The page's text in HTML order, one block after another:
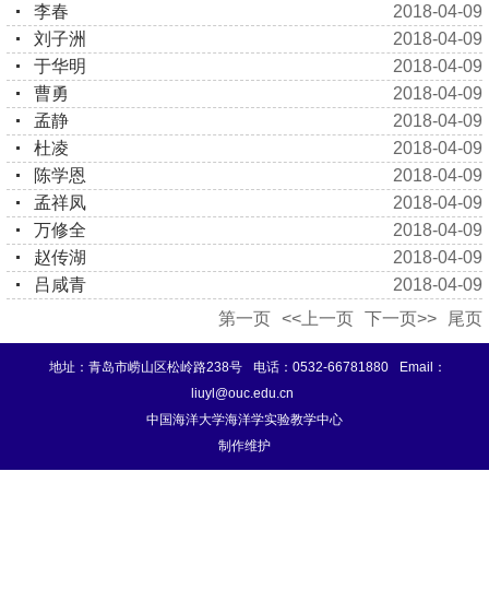
李春
2018-04-09
刘子洲
2018-04-09
于华明
2018-04-09
曹勇
2018-04-09
孟静
2018-04-09
杜凌
2018-04-09
陈学恩
2018-04-09
孟祥凤
2018-04-09
万修全
2018-04-09
赵传湖
2018-04-09
吕咸青
2018-04-09
第一页 <<上一页 下一页>> 尾页
地址：青岛市崂山区松岭路238号 电话：0532-66781880
Email：
liuyl@ouc.edu.cn
中国海洋大学海洋学实验教学中心
制作维护